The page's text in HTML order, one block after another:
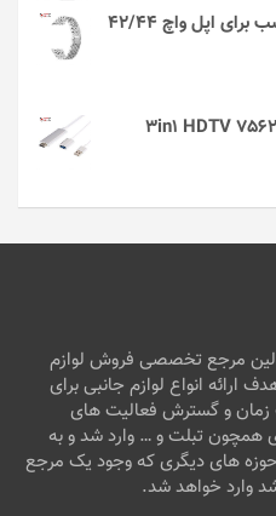
بند طرح Diamond کد i1012 مناسب برای اپل واچ 42/44
اولین مرجع تخصصی فروش لوازم
خود را از سال ۹۸ با هدف ارائه انواع لوازم جانبی برای
زمان و گسترش فعالیت های
همچون تبلت و … وارد شد و به
حوزه های دیگری که وجود یک مرجع
وارد خواهد شد.